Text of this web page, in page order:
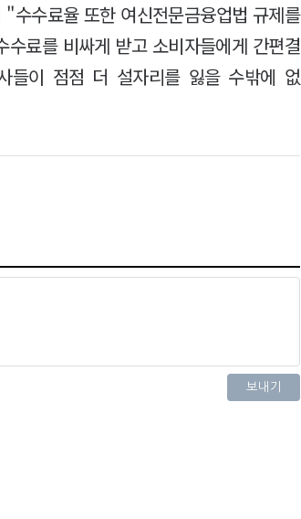
수수료율 또한 여신전문금융업법 규제를
료를 비싸게 받고 소비자들에게 간편결
들이 점점 더 설자리를 잃을 수밖에 없